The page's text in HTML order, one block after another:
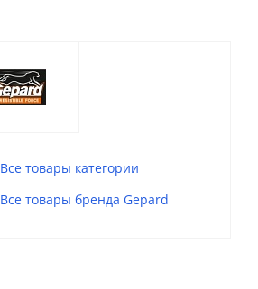
Все товары категории
Все товары бренда Gepard